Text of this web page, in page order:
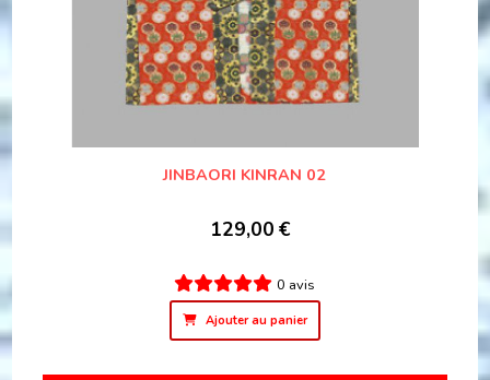
JINBAORI KINRAN 02
129,00 €
0 avis
Ajouter au panier